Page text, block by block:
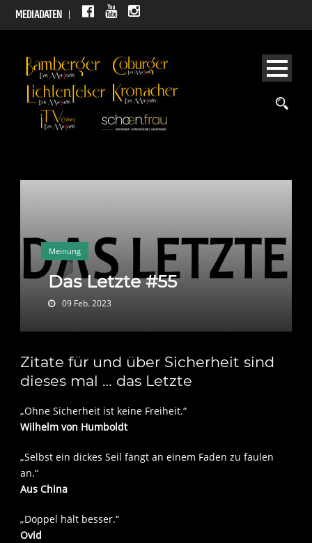
MEDIADATEN
Meinung
Das Letzte #55
09 Feb. 2023
Zitate für und über Sicherheit sind
dieses mal … das Letzte
„Ohne Sicherheit ist keine Freiheit.“
Wilhelm von Humboldt
„Selbst ein dickes Seil fängt an einem Faden zu faulen
an.“
Aus China
„Doppel hält besser.“
Ovid